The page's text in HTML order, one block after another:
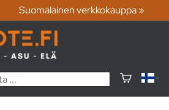
Suomalainen verkkokauppa »